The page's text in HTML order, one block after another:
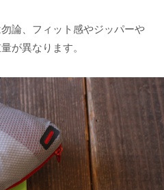
論、フィット感やジッパーや
が異なります。